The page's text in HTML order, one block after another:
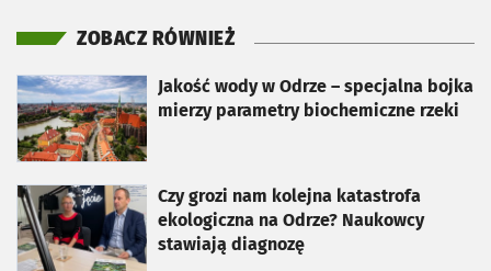
ZOBACZ RÓWNIEŻ
Jakość wody w Odrze – specjalna bojka
mierzy parametry biochemiczne rzeki
otworzy się w nowej karcie
Czy grozi nam kolejna katastrofa
ekologiczna na Odrze? Naukowcy
stawiają diagnozę
otworzy się w nowej karcie